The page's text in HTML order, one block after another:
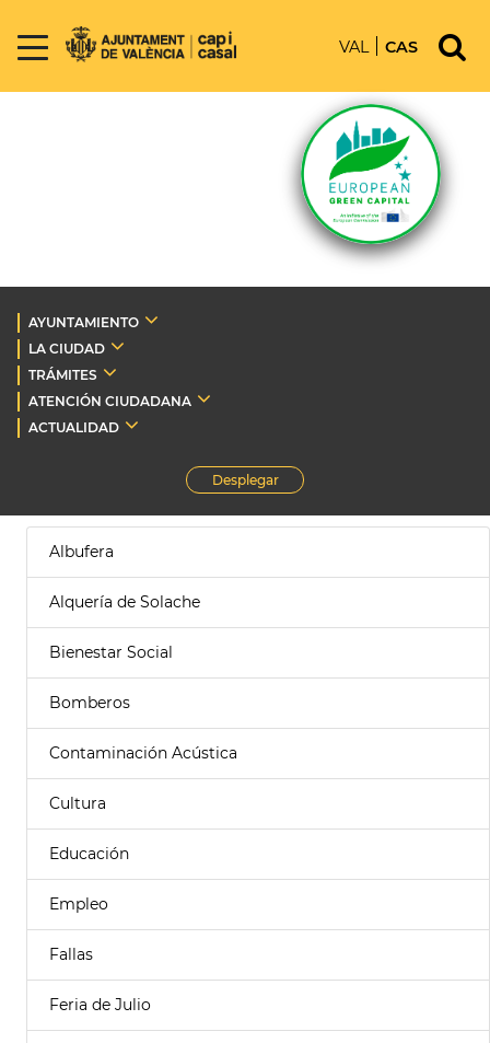
VAL CAS
AYUNTAMIENTO
LA CIUDAD
TRÁMITES
ATENCIÓN CIUDADANA
ACTUALIDAD
Desplegar
Albufera
Alquería de Solache
Bienestar Social
Bomberos
Contaminación Acústica
Cultura
Educación
Empleo
Fallas
Feria de Julio